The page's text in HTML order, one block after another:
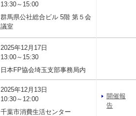
13:30～15:00
群馬県公社総合ビル 5階 第５会
議室
2025年12月17日
13:00～15:30
日本FP協会埼玉支部事務局内
2025年12月13日
10:30～12:00
千葉市消費生活センター
開催報
告